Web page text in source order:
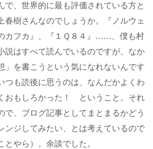
で、世界的に最も評価されている方と
春樹さんなのでしょうか。『ノルウェ
カフカ』、『１Ｑ８４』……、僕も村
説はすべて読んでいるのですが、なか
」を書こうという気になれないんです
つも読後に思うのは、なんだかよくわ
おもしろかった！ ということ。それ
で、ブログ記事としてまとまるかどう
ジしてみたい、とは考えているので
とやら）。余談でした。